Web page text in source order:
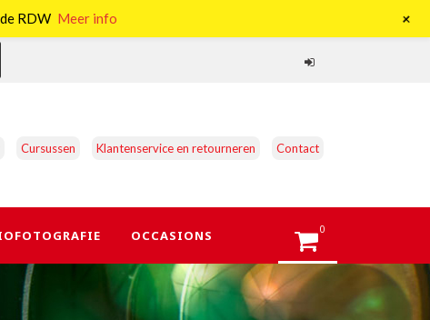
Cursussen Klantenservice en retourneren Contact
OCCASIONS 0
RDW Meer info +